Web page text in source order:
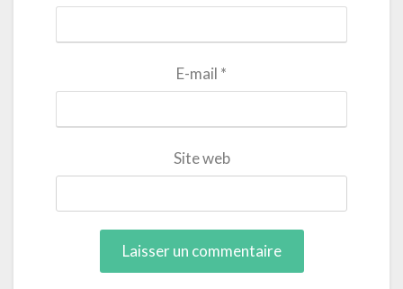
E-mail *
Site web